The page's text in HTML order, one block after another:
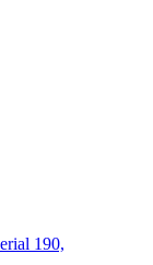
190,